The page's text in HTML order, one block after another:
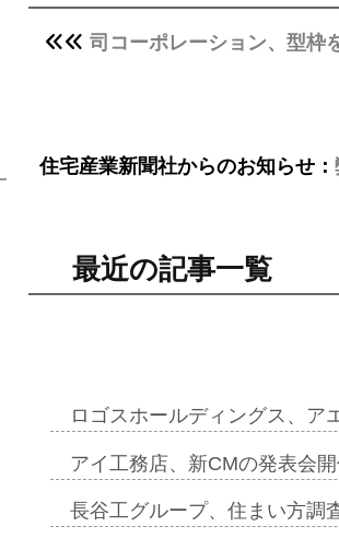
司コーポレーション、型枠
住宅産業新聞社からのお知らせ：
最近の記事一覧
ロゴスホールディングス、
アイ工務店、新CMの発表会
長谷工グループ、住まい方調